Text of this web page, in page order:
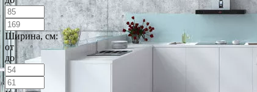
Ширина, см:
от
до